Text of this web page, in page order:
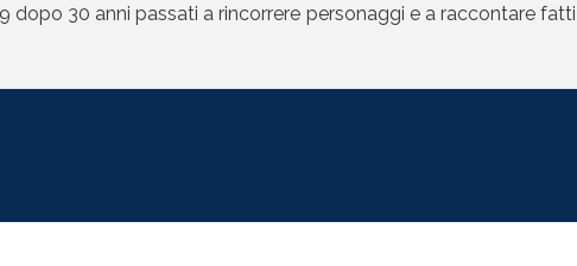
dopo 30 anni passati a rincorrere personaggi e a raccontare fatti